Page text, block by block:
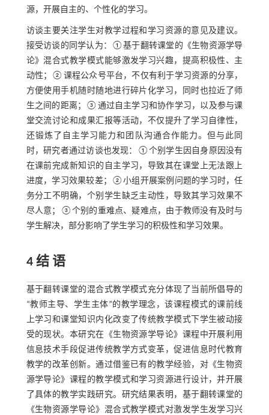
源，开展自主的、个性化的学习。
访谈主要关注学生对教学过程和学习资源的意见及建议。
接受访谈的同学认为：①基于翻转课堂的《生物资源学导
论》混合式教学模式能够激发学习兴趣，提高积极性、主
动性；②课程公众号平台，不仅有利于学习资源的分享，
方便使用手机随时随地进行碎片化学习，同时也拉近了师
生之间的距离；③通过自主学习和协作学习，以及参与课
堂交流讨论和成果汇报等活动，不仅提升了学习自律性，
还锻炼了自主学习能力和团队沟通合作能力。但与此同
时，研究者通过访谈也发现：①个别学生因自身原因没有
在课前完成新知识的自主学习，导致其在课堂上无法跟上
进度，学习效果较差；②小组开展案例问题的学习时，任
务分工不明确，个别学生缺乏主动性，导致其学习效果不
尽人意；③个别的重难点、疑难点，由于教师没有及时与
学生解决，部分影响了学生学习的积极性和学习效果。
4 结 语
基于翻转课堂的混合式教学模式充分体现了当前所倡导的
“教师主导、学生主体”的教学理念，该课程模式的课前线
上学习和课堂知识内化改变了传统教学模式下学生被动接
受的现状。本研究在《生物资源学导论》课程中开展利用
信息技术手段促进传统教学方式变革，促进信息时代教育
教学的改革创新。通过借鉴已有的教学经验，对《生物资
源学导论》课程的教学模式和学习资源进行设计，并开展
了具体的教学实践研究。研究结果表明，基于翻转课堂的
《生物资源学导论》混合式教学模式对激发学生发学习兴